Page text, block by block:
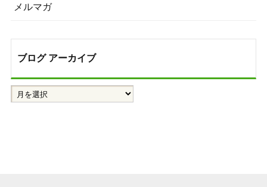
メルマガ
ブログ アーカイブ